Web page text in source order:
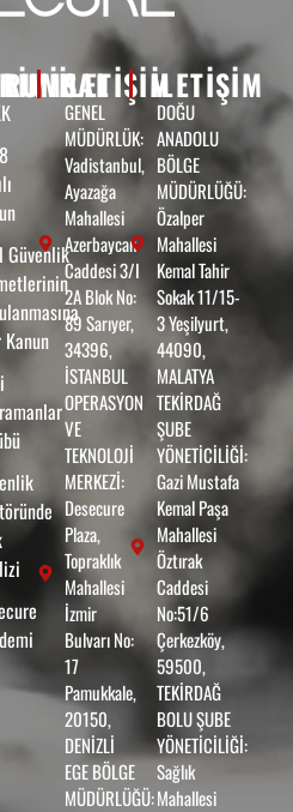
Güvenlik
ILETIŞIM
GENEL
MÜDÜRLÜK:
Vadistanbul,
Ayazağa
Mahallesi
Azerbaycan
Caddesi 3/I
2A Blok No:
89 Sarıyer,
34396,
İSTANBUL
OPERASYON
VE
TEKNOLOJİ
MERKEZİ:
Desecure
Plaza,
Topraklık
Mahallesi
İzmir
Bulvarı No:
17
Pamukkale,
20150,
DENİZLİ
EGE BÖLGE
MÜDÜRLÜĞÜ:
ILETIŞIM
DOĞU
ANADOLU
BÖLGE
MÜDÜRLÜĞÜ:
Özalper
Mahallesi
Kemal Tahir
Sokak 11/15-
3 Yeşilyurt,
44090,
MALATYA
TEKİRDAĞ
ŞUBE
YÖNETİCİLİĞİ:
Gazi Mustafa
Kemal Paşa
Mahallesi
Öztırak
Caddesi
No:51/6
Çerkezköy,
59500,
TEKİRDAĞ
BOLU ŞUBE
YÖNETİCİLİĞİ:
Sağlık
Mahallesi